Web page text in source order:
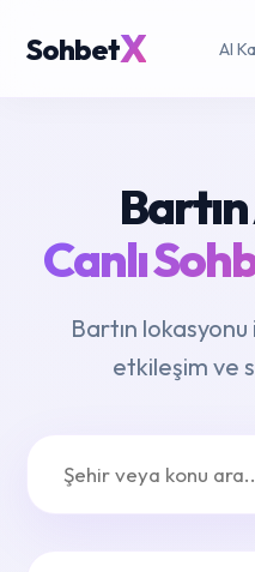
SohbetX AI
Canlı
Bartın
etkileşim ve